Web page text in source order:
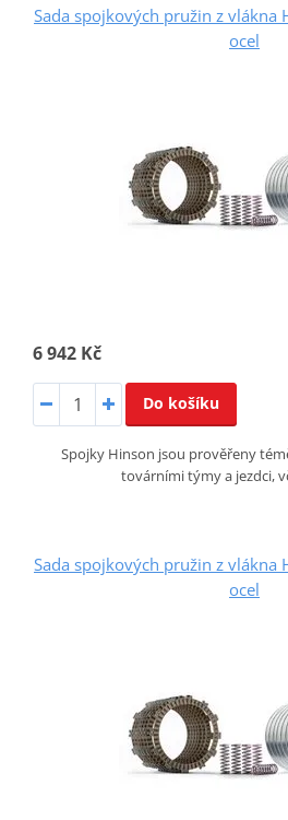
Sada spojkových pružin z vlákna
ocel
6 942 Kč
Do košíku
Spojky Hinson jsou prověřeny
továrními týmy a jezdci,
Sada spojkových pružin z vlákna
ocel